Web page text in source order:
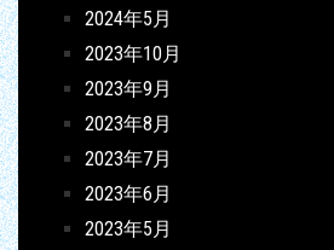
2024年5月
2023年10月
2023年9月
2023年8月
2023年7月
2023年6月
2023年5月